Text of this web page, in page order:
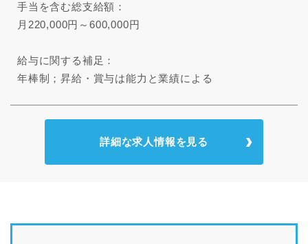
手当を含む総支給額：
月220,000円～600,000円
給与に関する補足：
年棒制；昇給・賞与は能力と業績による
詳細な求人情報を見る